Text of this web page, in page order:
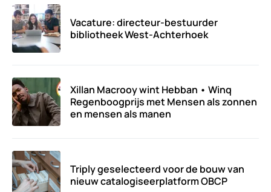
Vacature: directeur-bestuurder
bibliotheek West-Achterhoek
Xillan Macrooy wint Hebban • Winq
Regenboogprijs met Mensen als zonnen
en mensen als manen
Triply geselecteerd voor de bouw van
nieuw catalogiseerplatform OBCP